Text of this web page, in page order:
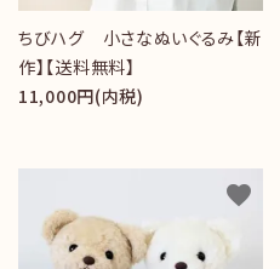
ちびハグ 小さなぬいぐるみ【新
作】【送料無料】
11,000円(内税)
favorite